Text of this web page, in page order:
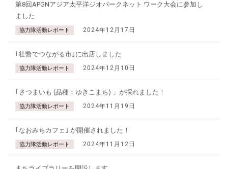
第8回APGNアジア太平洋ジオパークネット ワーク大会に参加し
ました
協力隊活動レポート 2024年12月17日
｢壮瞥でつながる市｣に出店しました
協力隊活動レポート 2024年12月10日
｢さつまいも (品種：ゆきこまち) 」が採れました！
協力隊活動レポート 2024年11月19日
｢なおみちカフェ｣ が開催されました！
協力隊活動レポート 2024年11月12日